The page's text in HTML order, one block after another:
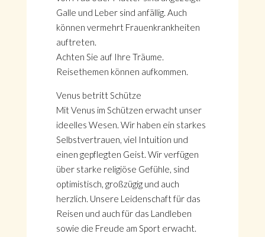
Galle und Leber sind anfällig. Auch
können vermehrt Frauenkrankheiten
auftreten.
Achten Sie auf Ihre Träume.
Reisethemen können aufkommen.
Venus betritt Schütze
Mit Venus im Schützen erwacht unser
ideelles Wesen. Wir haben ein starkes
Selbstvertrauen, viel Intuition und
einen gepflegten Geist. Wir verfügen
über starke religiöse Gefühle, sind
optimistisch, großzügig und auch
herzlich. Unsere Leidenschaft für das
Reisen und auch für das Landleben
sowie die Freude am Sport erwacht.